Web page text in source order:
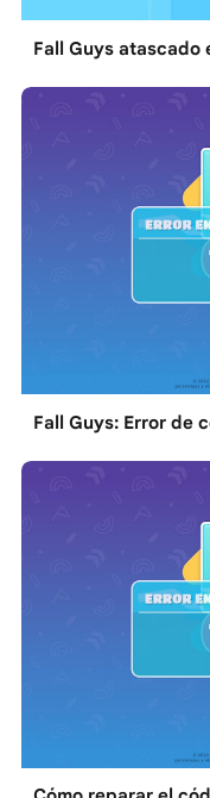
Fall Guys atascado
Fall Guys: Error de